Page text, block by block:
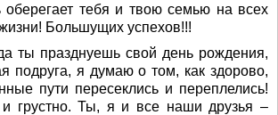
оберегает тебя и твою семью на всех
Большущих успехов!!!
ты празднуешь свой день рождения,
подруга, я думаю о том, как здорово,
пути пересеклись и переплелись!
и грустно. Ты, я и все наши друзья –